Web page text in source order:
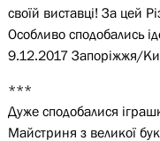
своїй виставці! За цей
Особливо сподобались
9.12.2017 Запоріжжя/
***
Дуже сподобалися
Майстриня з великої